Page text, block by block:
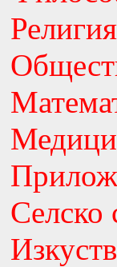
Селско